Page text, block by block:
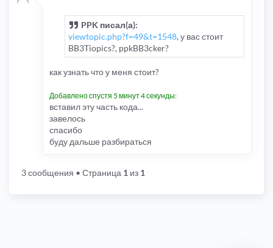
else
}
}
}
return $s_config
PPK писал(а):
viewtopic.php?f=49&t=1548, у вас стоит
BB3Tiopics?, ppkBB3cker?
как узнать что у меня стоит?
Добавлено спустя 5 минут 4 секунды:
вставил эту часть кода...
завелось
спасибо
буду дальше разбираться
3 сообщения • Страница 1 из 1